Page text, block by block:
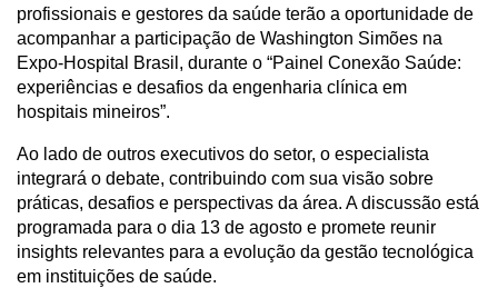
profissionais e gestores da saúde terão a oportunidade de
acompanhar a participação de Washington Simões na
Expo-Hospital Brasil, durante o “Painel Conexão Saúde:
experiências e desafios da engenharia clínica em
hospitais mineiros”.
Ao lado de outros executivos do setor, o especialista
integrará o debate, contribuindo com sua visão sobre
práticas, desafios e perspectivas da área. A discussão está
programada para o dia 13 de agosto e promete reunir
insights relevantes para a evolução da gestão tecnológica
em instituições de saúde.